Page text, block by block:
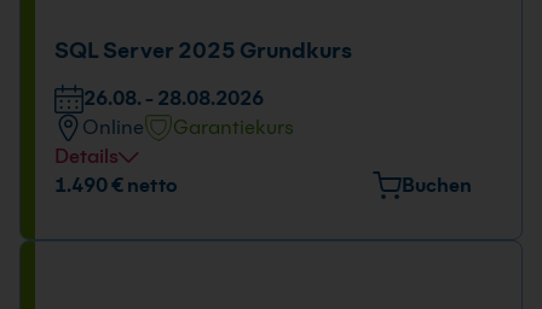
24.08. - 28.08.2026
SQL Server 2025 Grundkurs
26.08. - 28.08.2026
Online
Garantiekurs
Details
Tage und Uhrzeit
1.490 € netto Buchen